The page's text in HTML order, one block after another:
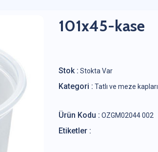
101x45-kase
Stok : Stokta Var
Kategori : Tatlı ve meze kapları
Ürün Kodu : OZGM02044 002
Etiketler :